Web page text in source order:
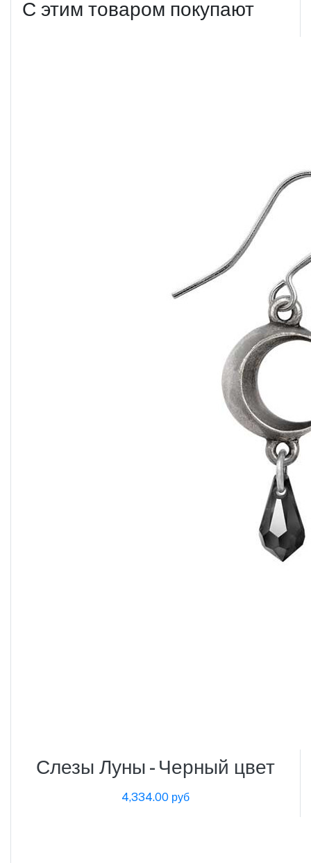
С этим товаром покупают
Слезы Луны - Черный цвет
4,334.00 руб